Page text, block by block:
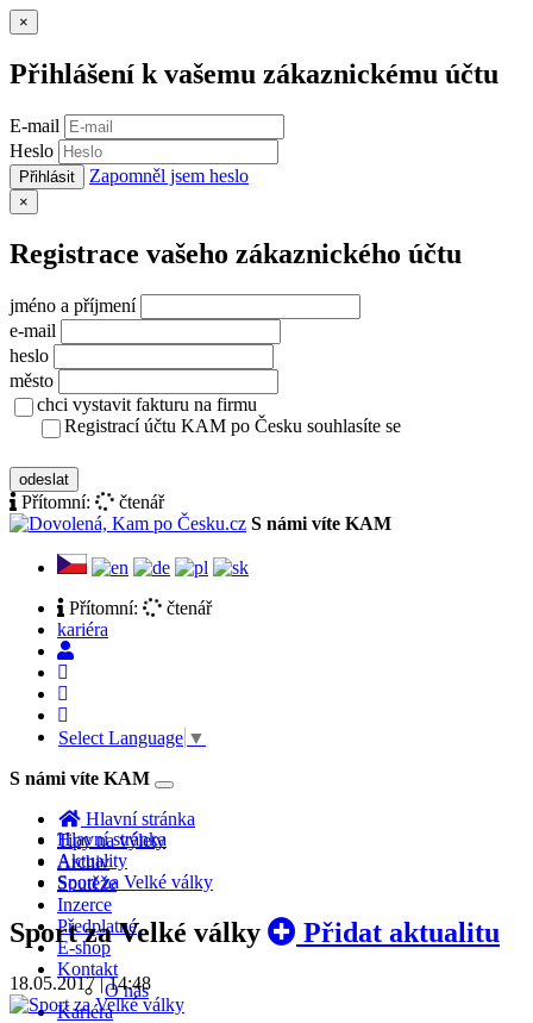
×
Přihlášení k vašemu zákaznickému účtu
E-mail
Heslo
Přihlásit Zapomněl jsem heslo
×
Registrace vašeho zákaznického účtu
jméno a příjmení
e-mail
heslo
město
chci vystavit fakturu na firmu
Registrací účtu KAM po Česku souhlasíte se
odeslat
Přítomní:
čtenář
S námi víte KAM
Přítomní:
čtenář
kariéra
Select Language ▼
S námi víte KAM
Toggle
navigation
Hlavní stránka
Tipy na výlety
Archiv
Soutěže
Inzerce
Předplatné
E-shop
Kontakt
O nás
Kariéra
Hlavní stránka
Aktuality
Sport za Velké války
Sport za Velké války Přidat aktualitu
18.05.2017 | 14:48